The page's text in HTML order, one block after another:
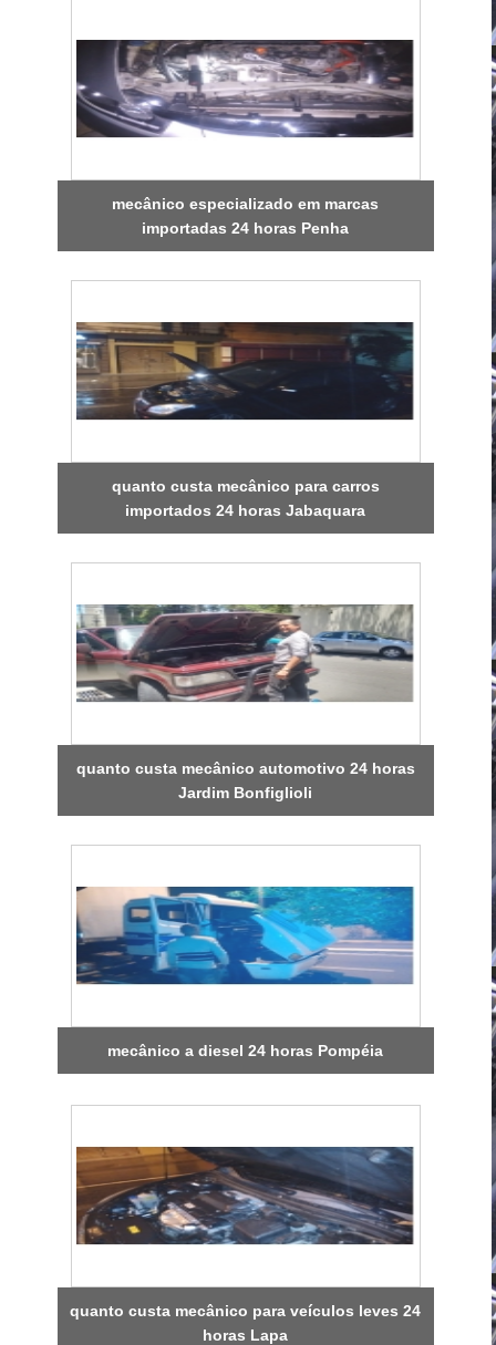
mecânico especializado em marcas
importadas 24 horas Penha
quanto custa mecânico para carros
importados 24 horas Jabaquara
quanto custa mecânico automotivo 24 horas
Jardim Bonfiglioli
mecânico a diesel 24 horas Pompéia
quanto custa mecânico para veículos leves 24
horas Lapa